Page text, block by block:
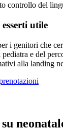
controllo del
utile
i genitori che
e del
alla landing